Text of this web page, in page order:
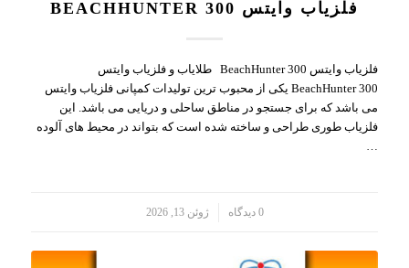
فلزیاب وایتس BEACHHUNTER 300
فلزیاب وایتس BeachHunter 300 طلایاب و فلزیاب وایتس
BeachHunter 300 یکی از محبوب ترین تولیدات کمپانی فلزیاب وایتس
می باشد که برای جستجو در مناطق ساحلی و دریایی می باشد. این
فلزیاب طوری طراحی و ساخته شده است که بتواند در محیط های آلوده
0 دیدگاه ژوئن 13, 2026